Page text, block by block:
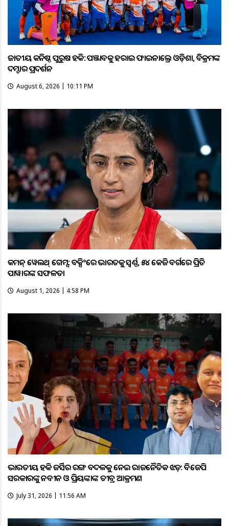
ଜାତୀୟ କନିଷ୍ଠ ପୁରୁଷ ହକି: ପଞ୍ଜାବକୁ ହରାଇ ଫାଇନାଲ୍ରେ ଓଡ଼ିଶା, ବିକ୍ରମଙ୍କ
ଦମ୍ଦାର ପ୍ରଦର୍ଶନ
August 6, 2026 | 10:11 PM
କମନ୍ ୱେଲଥ୍ ଗେମ୍ସ: ବକ୍ସିଂରେ ଭାରତକୁ ସ୍ବର୍ଣ୍ଣ, ୫୪ କେଜି ବର୍ଗରେ ପ୍ରିତି
ପାୱାରଙ୍କ ସଫଳତା
August 1, 2026 | 4:58 PM
ଭାରତୀୟ ହକି ଜର୍ସିର ରଙ୍ଗ ବଦଳକୁ ନେଇ ରାଜନୈତିକ ଝଡ଼: ବିଜେପି
ସରକାରଙ୍କୁ ନବୀନ ଓ ପ୍ରିୟଙ୍କାଙ୍କ ତୀବ୍ର ଆକ୍ରମଣ
July 31, 2026 | 11:56 AM